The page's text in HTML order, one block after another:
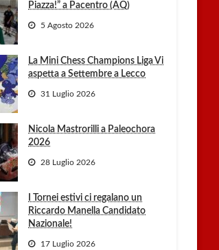
Piazza!” a Pacentro (AQ)
5 Agosto 2026
La Mini Chess Champions Liga Vi
aspetta a Settembre a Lecco
31 Luglio 2026
Nicola Mastrorilli a Paleochora
2026
28 Luglio 2026
I Tornei estivi ci regalano un
Riccardo Manella Candidato
Nazionale!
17 Luglio 2026